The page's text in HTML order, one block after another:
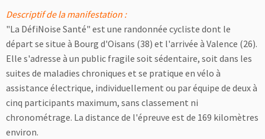
Descriptif de la manifestation :
"La DéfiNoise Santé" est une randonnée cycliste dont le
départ se situe à Bourg d'Oisans (38) et l'arrivée à Valence (26).
Elle s'adresse à un public fragile soit sédentaire, soit dans les
suites de maladies chroniques et se pratique en vélo à
assistance électrique, individuellement ou par équipe de deux à
cinq participants maximum, sans classement ni
chronométrage. La distance de l'épreuve est de 169 kilomètres
environ.